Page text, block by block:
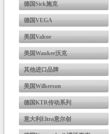
德国Sick施克
德国VEGA
美国Valcor
美国Waukee沃克
其他进口品牌
美国Wilkerson
德国KTR传动系列
意大利Eltra意尔创